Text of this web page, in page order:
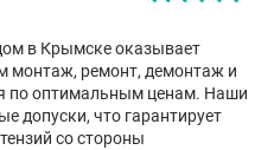
в Крымске оказывает
монтаж, ремонт, демонтаж и
по оптимальным ценам. Наши
допуски, что гарантирует
со стороны